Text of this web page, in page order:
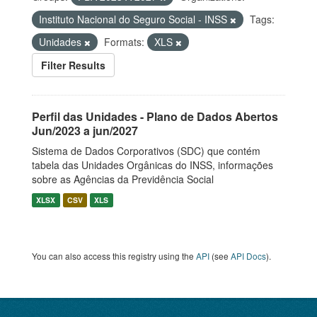
Instituto Nacional do Seguro Social - INSS
Tags:
Unidades
Formats:
XLS
Filter Results
Perfil das Unidades - Plano de Dados Abertos
Jun/2023 a jun/2027
Sistema de Dados Corporativos (SDC) que contém
tabela das Unidades Orgânicas do INSS, informações
sobre as Agências da Previdência Social
XLSX CSV XLS
You can also access this registry using the API (see API Docs).